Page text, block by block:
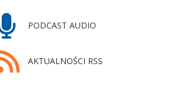
PODCAST AUDIO
AKTUALNOŚCI RSS